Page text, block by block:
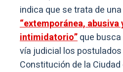
indica que se trata de
“extemporánea,
intimidatorio”que
vía judicial los
Constitución de la